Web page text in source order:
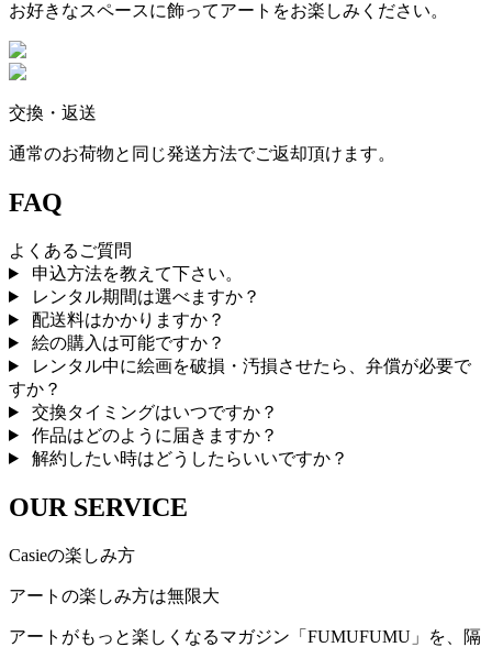
お好きなスペースに飾ってアートをお楽しみください。
交換・返送
通常のお荷物と同じ発送方法でご返却頂けます。
FAQ
よくあるご質問
申込方法を教えて下さい。
レンタル期間は選べますか？
配送料はかかりますか？
絵の購入は可能ですか？
レンタル中に絵画を破損・汚損させたら、弁償が必要で
すか？
交換タイミングはいつですか？
作品はどのように届きますか？
解約したい時はどうしたらいいですか？
OUR SERVICE
Casieの楽しみ方
アートの楽しみ方は無限大
アートがもっと楽しくなるマガジン「FUMUFUMU」を、隔